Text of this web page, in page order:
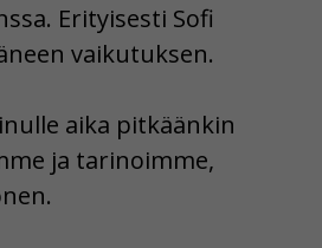
Erityisesti Sofi
vaikutuksen.
aika pitkäänkin
ja tarinoimme,